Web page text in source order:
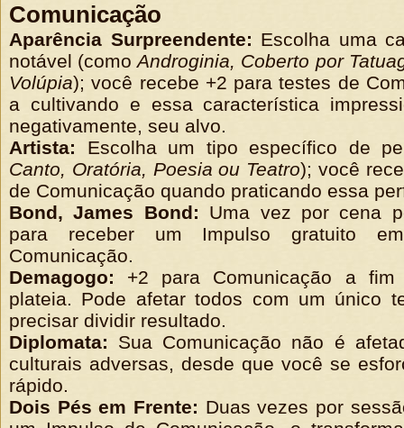
Comunicação
Aparência Surpreendente: Escolha uma
notável (comoAndroginia, Coberto por
Volúpia); você recebe +2 para testes de
a cultivando e essa característica
negativamente, seu alvo.
Artista: Escolha um tipo específico de
Canto, Oratória, Poesia ou Teatro); você r
de Comunicação quando praticando essa
Bond, James Bond: Uma vez por cena
para receber um Impulso gratuito
Comunicação.
Demagogo: +2 para Comunicação a
plateia. Pode afetar todos com um único
precisar dividir resultado.
Diplomata: Sua Comunicação não é
culturais adversas, desde que você se
rápido.
Dois Pés em Frente: Duas vezes por